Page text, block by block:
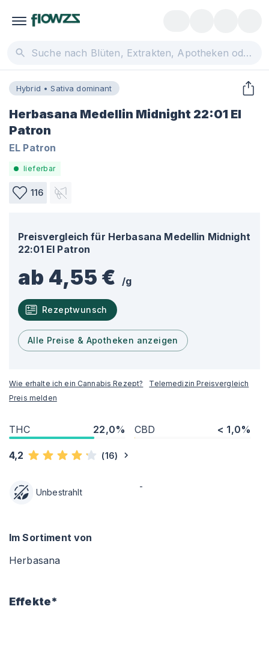
Hybrid • Sativa dominant
Herbasana Medellin Midnight 22:01 El
Patron
EL Patron
lieferbar
116
Preisvergleich für Herbasana Medellin Midnight
22:01 El Patron
ab 4,55 € /g
Rezeptwunsch
Alle Preise & Apotheken anzeigen
Wie erhalte ich ein Cannabis Rezept?
Telemedizin Preisvergleich
Preis melden
THC 22,0% CBD < 1,0%
4,2 (16)
Unbestrahlt
-
Im Sortiment von
Herbasana
Effekte*